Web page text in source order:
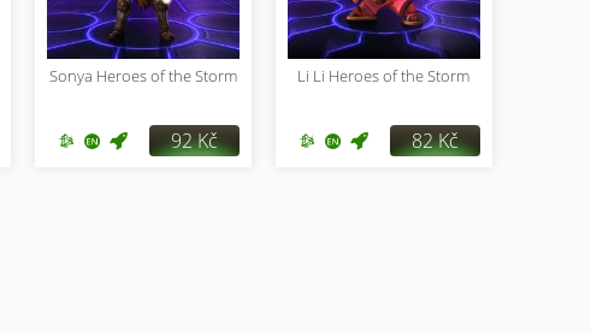
Sonya Heroes of the Storm
92 Kč
Li Li Heroes of the Storm
82 Kč